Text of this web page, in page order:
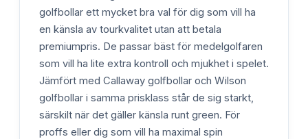
golfbollar ett mycket bra val för dig som vill ha
en känsla av tourkvalitet utan att betala
premiumpris. De passar bäst för medelgolfaren
som vill ha lite extra kontroll och mjukhet i spelet.
Jämfört med Callaway golfbollar och Wilson
golfbollar i samma prisklass står de sig starkt,
särskilt när det gäller känsla runt green. För
proffs eller dig som vill ha maximal spin